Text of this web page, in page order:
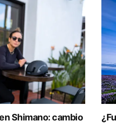
Shimano: cambio